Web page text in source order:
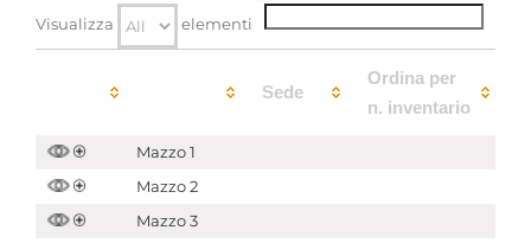
Visualizza elementi
Sede
Ordina per
n. inventario
Mazzo 1
Mazzo 2
Mazzo 3